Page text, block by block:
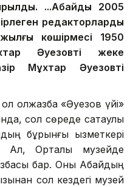
...Абайдың 2005
редакторлардың
көшірмесі 1950
Әуезовтің жеке
Мұхтар Әуезовтің
қолжазба «Әуезов үйі»
сол сөреде сақтаулы
бұрынғы қызметкері
Ал, Орталық музейде
бар. Оны Абайдың
сол кездегі музей